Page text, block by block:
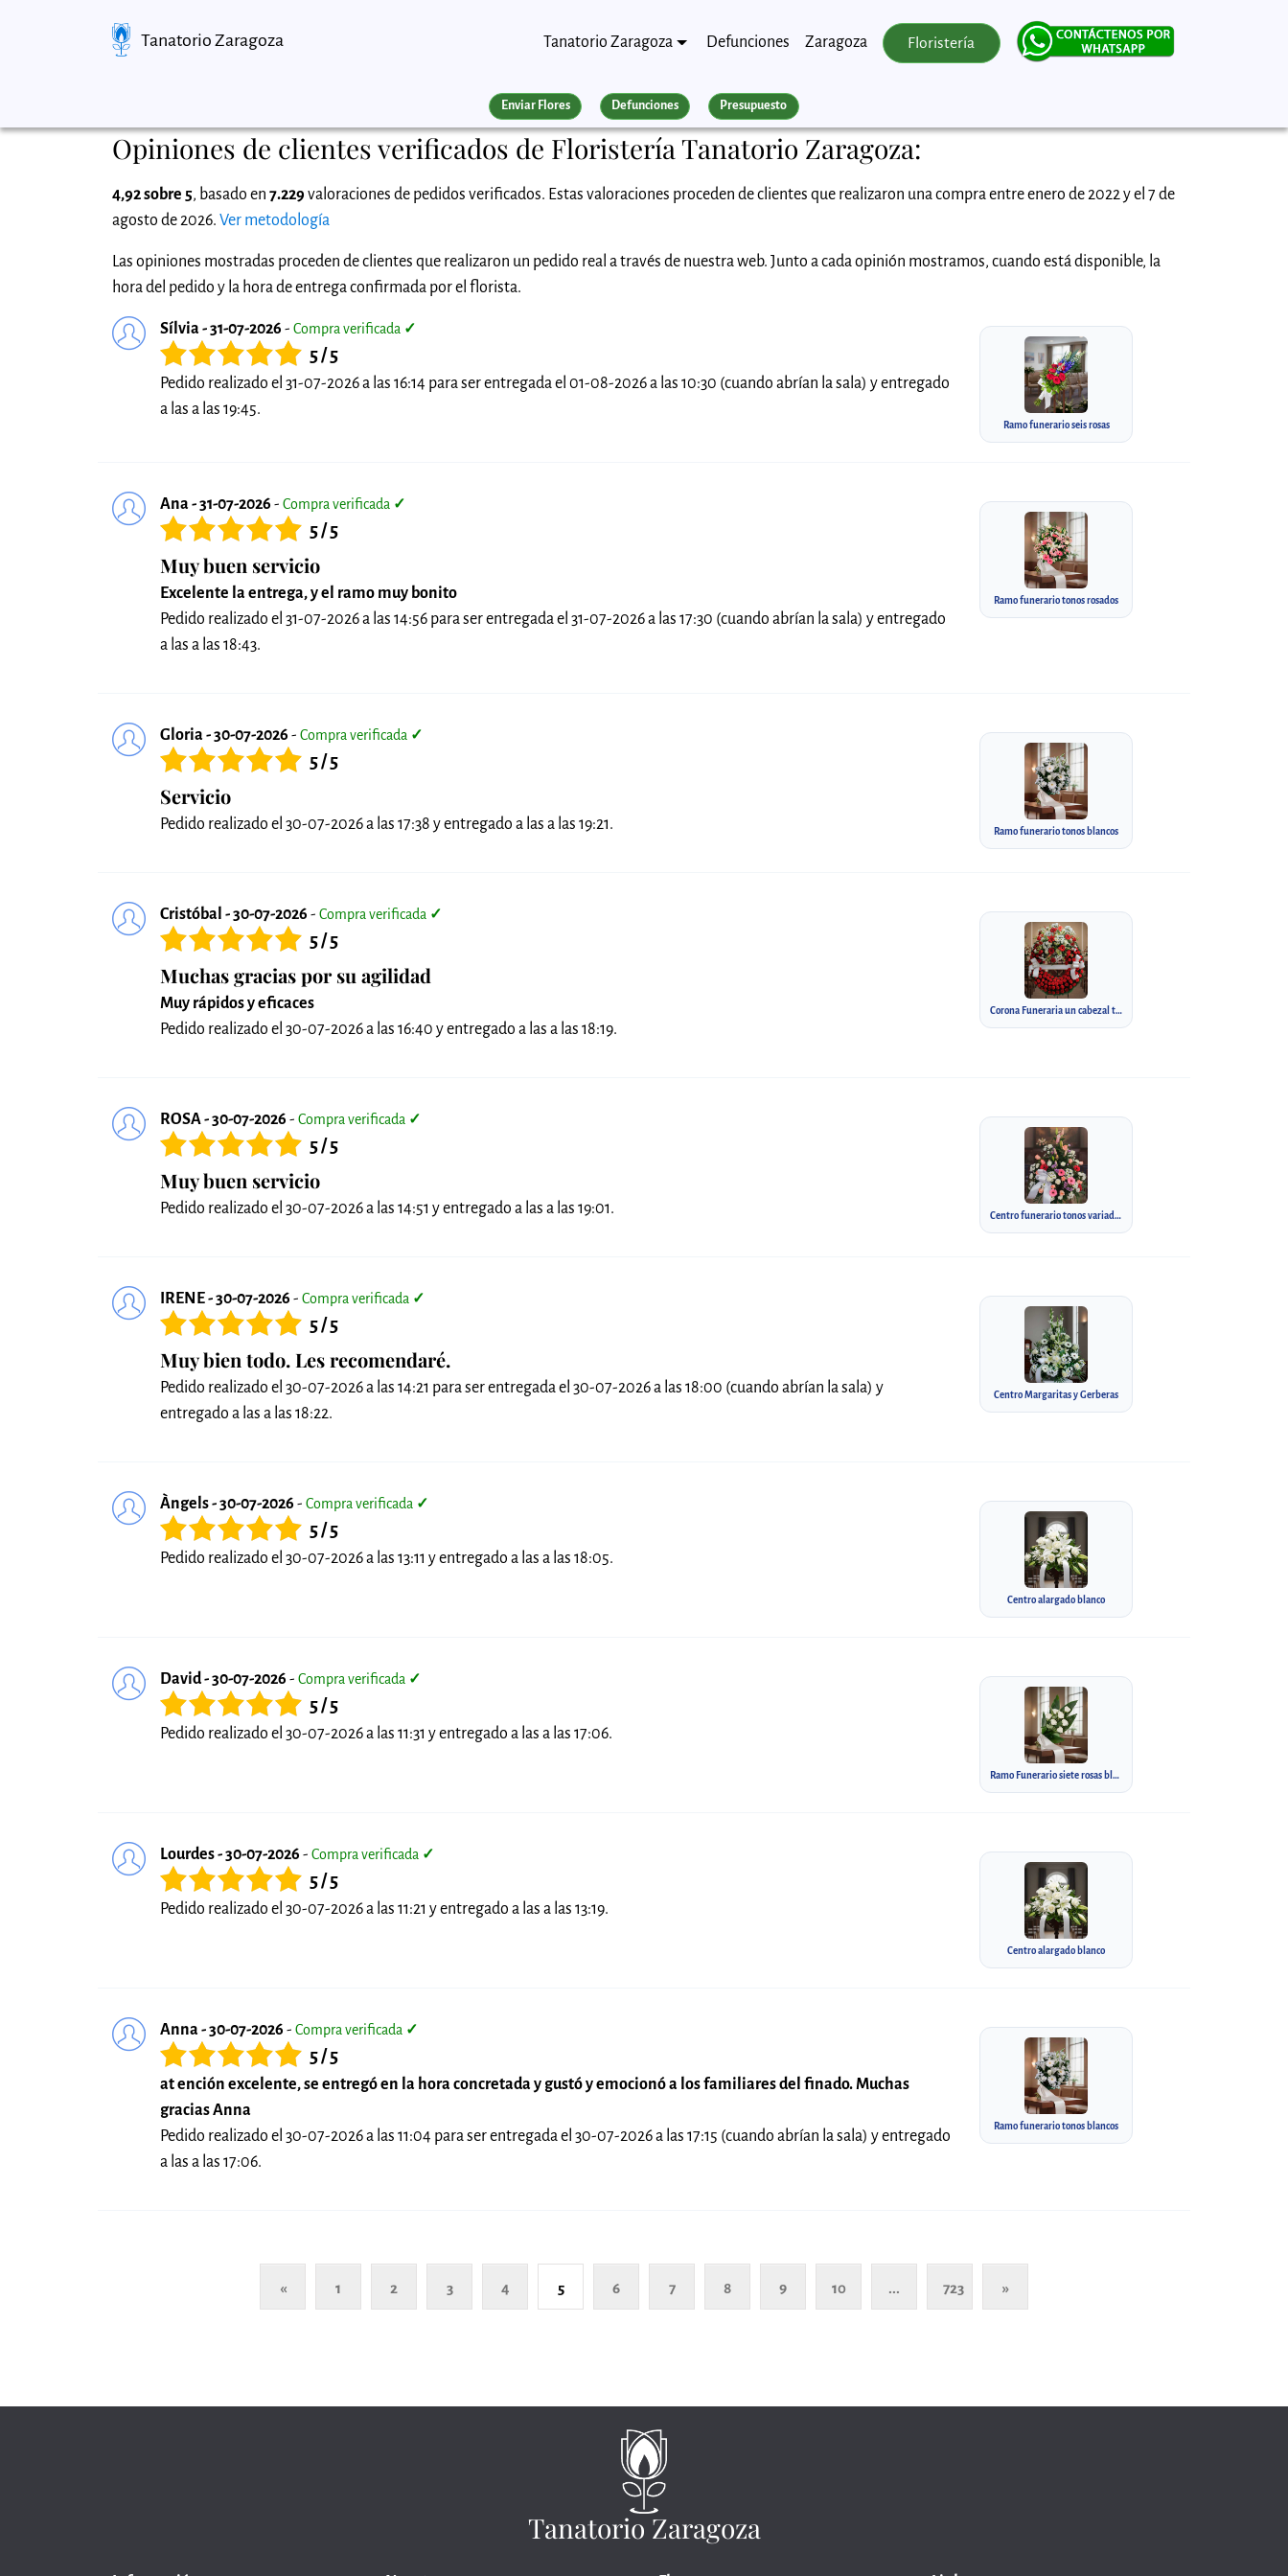
Tanatorio Zaragoza Tanatorio Zaragoza Defunciones Zaragoza Floristería
Enviar Flores Defunciones Presupuesto
Opiniones de clientes verificados de Floristería Tanatorio Zaragoza:
4,92 sobre 5, basado en 7.229 valoraciones de pedidos verificados. Estas valoraciones proceden de clientes que realizaron una compra entre enero de 2022 y el 7 de
agosto de 2026. Ver metodología
Las opiniones mostradas proceden de clientes que realizaron un pedido real a través de nuestra web. Junto a cada opinión mostramos, cuando está disponible, la
hora del pedido y la hora de entrega confirmada por el florista.
Sílvia - 31-07-2026 - Compra verificada ✓
5 / 5
Pedido realizado el 31-07-2026 a las 16:14 para ser entregada el 01-08-2026 a las 10:30 (cuando abrían la sala) y entregado
a las a las 19:45.
Ramo funerario seis rosas
Ana - 31-07-2026 - Compra verificada ✓
5 / 5
Muy buen servicio
Excelente la entrega, y el ramo muy bonito
Pedido realizado el 31-07-2026 a las 14:56 para ser entregada el 31-07-2026 a las 17:30 (cuando abrían la sala) y entregado
a las a las 18:43.
Ramo funerario tonos rosados
Gloria - 30-07-2026 - Compra verificada ✓
5 / 5
Servicio
Pedido realizado el 30-07-2026 a las 17:38 y entregado a las a las 19:21. Ramo funerario tonos blancos
Cristóbal - 30-07-2026 - Compra verificada ✓
5 / 5
Muchas gracias por su agilidad
Muy rápidos y eficaces
Pedido realizado el 30-07-2026 a las 16:40 y entregado a las a las 18:19.
Corona Funeraria un cabezal tonos rojos
ROSA - 30-07-2026 - Compra verificada ✓
5 / 5
Muy buen servicio
Pedido realizado el 30-07-2026 a las 14:51 y entregado a las a las 19:01. Centro funerario tonos variados
IRENE - 30-07-2026 - Compra verificada ✓
5 / 5
Muy bien todo. Les recomendaré.
Pedido realizado el 30-07-2026 a las 14:21 para ser entregada el 30-07-2026 a las 18:00 (cuando abrían la sala) y
entregado a las a las 18:22.
Centro Margaritas y Gerberas
Àngels - 30-07-2026 - Compra verificada ✓
5 / 5
Pedido realizado el 30-07-2026 a las 13:11 y entregado a las a las 18:05.
Centro alargado blanco
David - 30-07-2026 - Compra verificada ✓
5 / 5
Pedido realizado el 30-07-2026 a las 11:31 y entregado a las a las 17:06.
Ramo Funerario siete rosas blancas
Lourdes - 30-07-2026 - Compra verificada ✓
5 / 5
Pedido realizado el 30-07-2026 a las 11:21 y entregado a las a las 13:19.
Centro alargado blanco
Anna - 30-07-2026 - Compra verificada ✓
5 / 5
at ención excelente, se entregó en la hora concretada y gustó y emocionó a los familiares del finado. Muchas
gracias Anna
Pedido realizado el 30-07-2026 a las 11:04 para ser entregada el 30-07-2026 a las 17:15 (cuando abrían la sala) y entregado
a las a las 17:06.
Ramo funerario tonos blancos
« 1 2 3 4 5 6 7 8 9 10 ... 723 »
Tanatorio Zaragoza